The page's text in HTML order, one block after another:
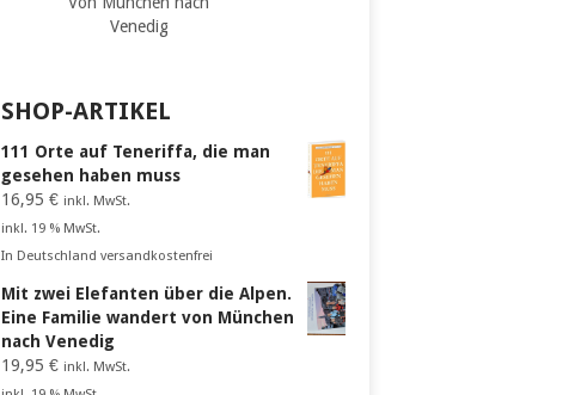
Venedig
SHOP-ARTIKEL
111 Orte auf Teneriffa, die man
gesehen haben muss
16,95€ inkl. MwSt.
inkl. 19 % MwSt.
In Deutschland versandkostenfrei
Mit zwei Elefanten über die Alpen.
Eine Familie wandert von München
nach Venedig
19,95€ inkl. MwSt.